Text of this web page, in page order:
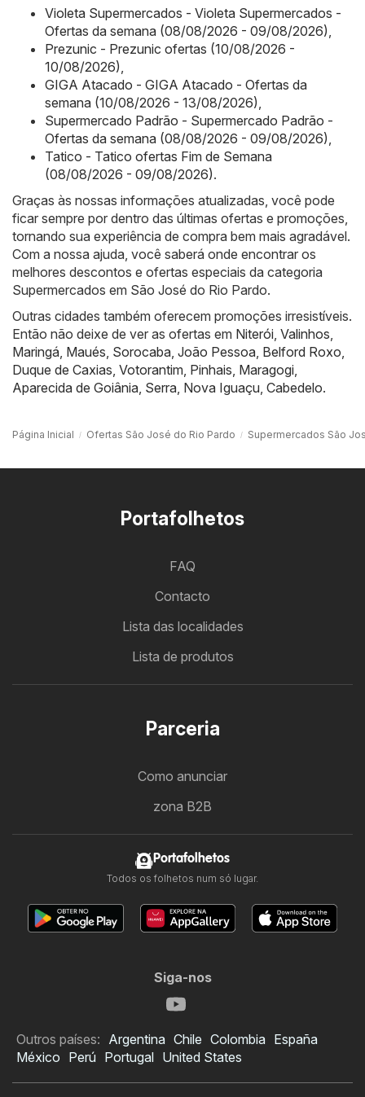
Violeta Supermercados - Violeta Supermercados -
Ofertas da semana (08/08/2026 - 09/08/2026)
Prezunic - Prezunic ofertas (10/08/2026 -
10/08/2026)
GIGA Atacado - GIGA Atacado - Ofertas da
semana (10/08/2026 - 13/08/2026)
Supermercado Padrão - Supermercado Padrão -
Ofertas da semana (08/08/2026 - 09/08/2026)
Tatico - Tatico ofertas Fim de Semana
(08/08/2026 - 09/08/2026).
Graças às nossas informações atualizadas, você pode
ficar sempre por dentro das últimas ofertas e promoções,
tornando sua experiência de compra bem mais agradável.
Com a nossa ajuda, você saberá onde encontrar os
melhores descontos e ofertas especiais da categoria
Supermercados em São José do Rio Pardo.
Outras cidades também oferecem promoções irresistíveis.
Então não deixe de ver as ofertas em Niterói Valinhos
Maringá Maués Sorocaba João Pessoa Belford Roxo
Duque de Caxias Votorantim Pinhais Maragogi
Aparecida de Goiânia Serra Nova Iguaçu Cabedelo.
Página Inicial Ofertas São José do Rio Pardo Supermercados São
Portafolhetos
FAQ
Contacto
Lista das localidades
Lista de produtos
Parceria
Como anunciar
zona B2B
Portafolhetos
Todos os folhetos num só lugar.
Siga-nos
Outros países: Argentina Chile Colombia España
México Perú Portugal United States